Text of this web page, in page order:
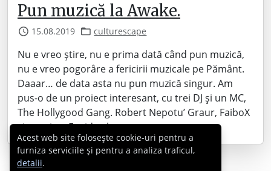
Pun muzică la Awake.
15.08.2019 culturescape
Nu e vreo știre, nu e prima dată când pun muzică,
nu e vreo pogorâre a fericirii muzicale pe Pământ.
Daaar… de data asta nu pun muzică singur. Am
pus-o de un proiect interesant, cu trei DJ și un MC,
The Hollygood Gang. Robert Nepotu’ Graur, FaiboX
și cu mine. E o idee la care…
Acest web site folosește cookie-uri pentru a
furniza serviciile și pentru a analiza traficul,
detalii.